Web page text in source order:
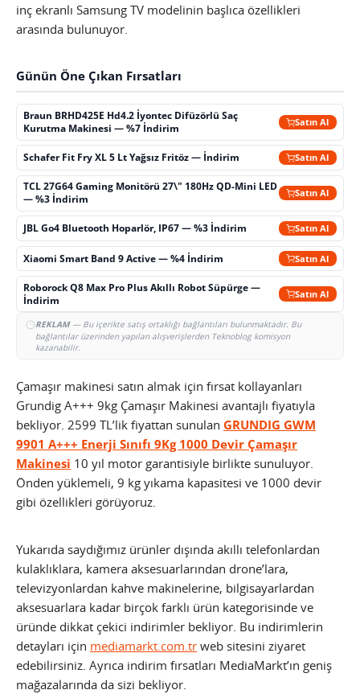
inç ekranlı Samsung TV modelinin başlıca özellikleri
arasında bulunuyor.
Günün Öne Çıkan Fırsatları
Braun BRHD425E Hd4.2 İyontec Difüzörlü Saç
Kurutma Makinesi — %7 İndirim
Satın Al
Schafer Fit Fry XL 5 Lt Yağsız Fritöz — İndirim Satın Al
TCL 27G64 Gaming Monitörü 27\" 180Hz QD-Mini LED
— %3 İndirim
Satın Al
JBL Go4 Bluetooth Hoparlör, IP67 — %3 İndirim Satın Al
Xiaomi Smart Band 9 Active — %4 İndirim Satın Al
Roborock Q8 Max Pro Plus Akıllı Robot Süpürge —
İndirim
Satın Al
REKLAM— Bu içerikte satış ortaklığı bağlantıları bulunmaktadır. Bu
bağlantılar üzerinden yapılan alışverişlerden Teknoblog komisyon
kazanabilir.
Çamaşır makinesi satın almak için fırsat kollayanları
Grundig A+++ 9kg Çamaşır Makinesi avantajlı fiyatıyla
bekliyor. 2599 TL’lik fiyattan sunulan GRUNDIG GWM
9901 A+++ Enerji Sınıfı 9Kg 1000 Devir Çamaşır
Makinesi 10 yıl motor garantisiyle birlikte sunuluyor.
Önden yüklemeli, 9 kg yıkama kapasitesi ve 1000 devir
gibi özellikleri görüyoruz.
Yukarıda saydığımız ürünler dışında akıllı telefonlardan
kulaklıklara, kamera aksesuarlarından drone’lara,
televizyonlardan kahve makinelerine, bilgisayarlardan
aksesuarlara kadar birçok farklı ürün kategorisinde ve
üründe dikkat çekici indirimler bekliyor. Bu indirimlerin
detayları için mediamarkt.com.tr web sitesini ziyaret
edebilirsiniz. Ayrıca indirim fırsatları MediaMarkt’ın geniş
mağazalarında da sizi bekliyor.